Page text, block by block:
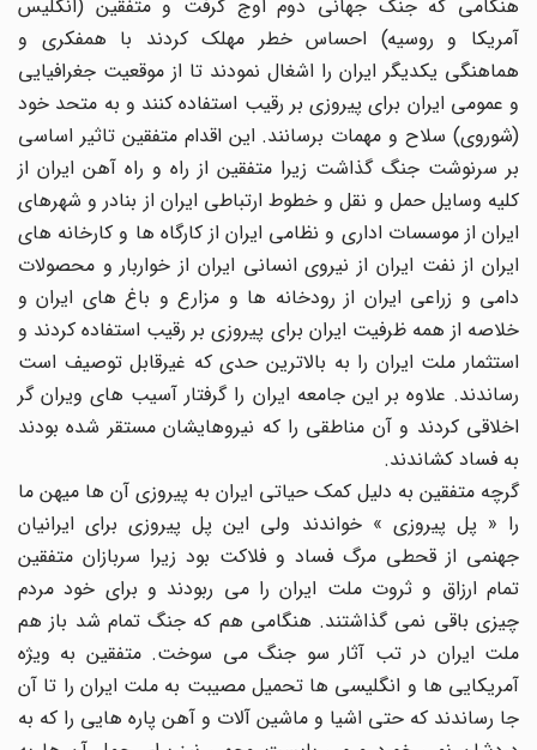
هنگامی که جنگ جهانی دوم اوج گرفت و متفقین (انگلیس
آمریکا و روسیه) احساس خطر مهلک کردند با همفکری و
هماهنگی یکدیگر ایران را اشغال نمودند تا از موقعیت جغرافیایی
و عمومی ایران برای پیروزی بر رقیب استفاده کنند و به متحد خود
(شوروی) سلاح و مهمات برسانند. این اقدام متفقین تاثیر اساسی
بر سرنوشت جنگ گذاشت زیرا متفقین از راه و راه آهن ایران از
کلیه وسایل حمل و نقل و خطوط ارتباطی ایران از بنادر و شهرهای
ایران از موسسات اداری و نظامی ایران از کارگاه ها و کارخانه های
ایران از نفت ایران از نیروی انسانی ایران از خواربار و محصولات
دامی و زراعی ایران از رودخانه ها و مزارع و باغ های ایران و
خلاصه از همه ظرفیت ایران برای پیروزی بر رقیب استفاده کردند و
استثمار ملت ایران را به بالاترین حدی که غیرقابل توصیف است
رساندند. علاوه بر این جامعه ایران را گرفتار آسیب های ویران گر
اخلاقی کردند و آن مناطقی را که نیروهایشان مستقر شده بودند
به فساد کشاندند.
گرچه متفقین به دلیل کمک حیاتی ایران به پیروزی آن ها میهن ما
را « پل پیروزی » خواندند ولی این پل پیروزی برای ایرانیان
جهنمی از قحطی مرگ فساد و فلاکت بود زیرا سربازان متفقین
تمام ارزاق و ثروت ملت ایران را می ربودند و برای خود مردم
چیزی باقی نمی گذاشتند. هنگامی هم که جنگ تمام شد باز هم
ملت ایران در تب آثار سو جنگ می سوخت. متفقین به ویژه
آمریکایی ها و انگلیسی ها تحمیل مصیبت به ملت ایران را تا آن
جا رساندند که حتی اشیا و ماشین آلات و آهن پاره هایی را که به